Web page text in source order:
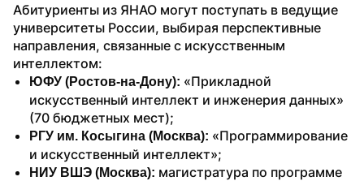
Абитуриенты из ЯНАО могут поступать в ведущие
университеты России, выбирая перспективные
направления, связанные с искусственным
интеллектом:
ЮФУ (Ростов-на-Дону): «Прикладной
искусственный интеллект и инженерия данных»
(70 бюджетных мест);
РГУ им. Косыгина (Москва): «Программирование
и искусственный интеллект»;
НИУ ВШЭ (Москва): магистратура по программе